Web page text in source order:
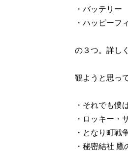
・バッテリ
・ハッピー
の３つ。詳し
観ようと思っ
・それでも僕
・ロッキー・
・となり町戦
・秘密結社